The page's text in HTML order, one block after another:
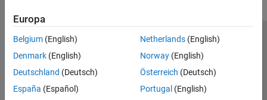
Europa
Belgium (English)
Denmark (English)
Deutschland (Deutsch)
España (Español)
Netherlands(English)
Norway(English)
Österreich (Deutsch)
Portugal (English)
Centro de confianza
Marcas comerciales
Política de privacidad
Antipiratería
Estado de las aplicaciones
Información de contacto
© 1994-2026 The MathWorks, Inc.